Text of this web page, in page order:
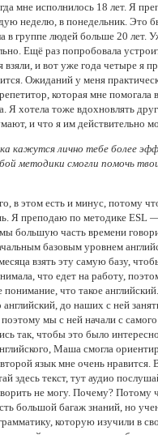
мне исполнилось 18 лет. Я
неделю, в понедельник. Это
в группе людей больше 20 лет.
Ещё раз попробовала
взяли, и вот уже года четыре я
Ожиданий у меня
которая мне помогала
Я хотела тоже вдохновлять
и что я им действительно
кажутся лично тебе более
методики смогли помочь
в этом есть и минус, потому
Я преподаю по методике ESL
большую часть времени
базовым уровнем
взять эту самую базу,
что едет на работу,
понимание, что такое
английский, до наших с ней
мы с ней начали с
так, чтобы это было
Маша смогла
язык мне очень
здесь текст, тут аудио
не могу. Почему? Потому
большой багаж знаний, но
которую изучили в